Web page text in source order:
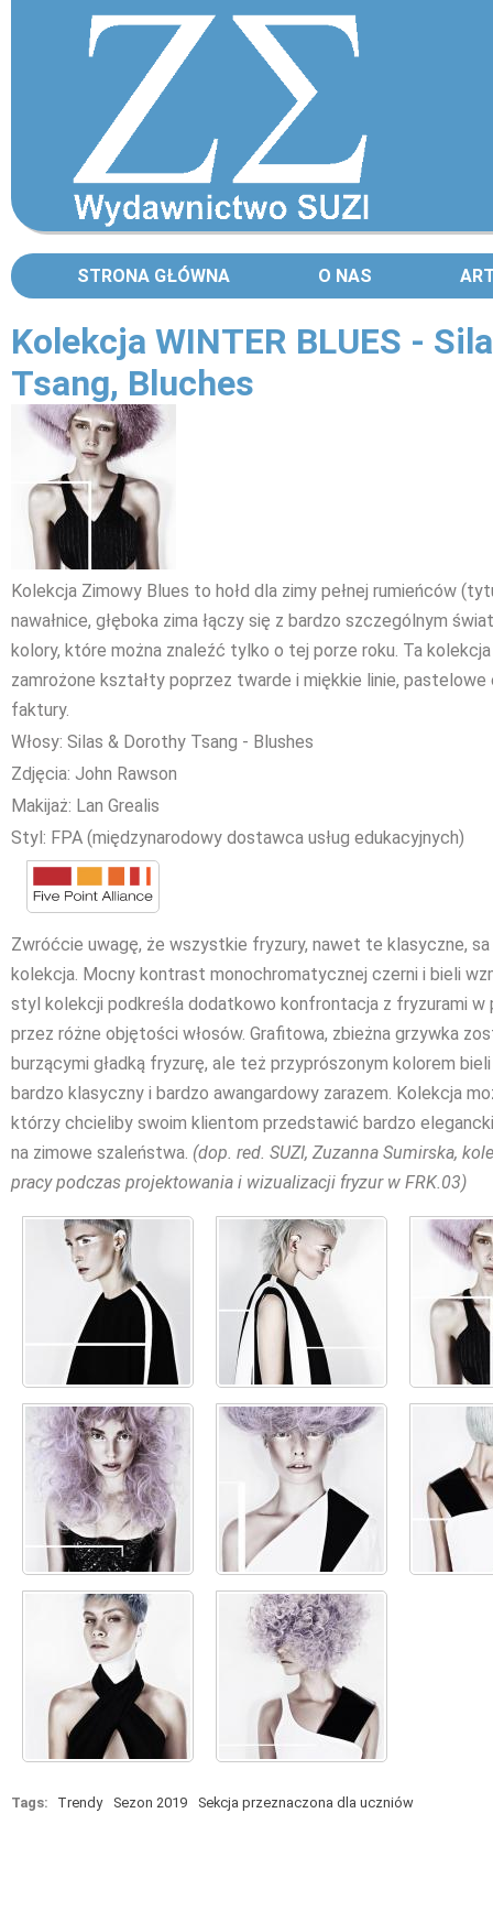
STRONA GŁÓWNA O NAS
Kolekcja WINTER BLUES -
Tsang, Bluches
Kolekcja Zimowy Blues to hołd dla zimy pełnej rumieńców
nawałnice, głęboka zima łączy się z bardzo szczególnym
kolory, które można znaleźć tylko o tej porze roku. Ta
zamrożone kształty poprzez twarde i miękkie linie,
faktury.
Włosy: Silas & Dorothy Tsang - Blushes
Zdjęcia: John Rawson
Makijaż: Lan Grealis
Styl: FPA (międzynarodowy dostawca usług edukacyjnych)
Zwróćcie uwagę, że wszystkie fryzury, nawet te klasyczne,
kolekcja. Mocny kontrast monochromatycznej czerni i bieli
styl kolekcji podkreśla dodatkowo konfrontacja z fryzurami w
przez różne objętości włosów. Grafitowa, zbieżna grzywka
burzącymi gładką fryzurę, ale też przyprószonym kolorem
bardzo klasyczny i bardzo awangardowy zarazem. Kolekcja
którzy chcieliby swoim klientom przedstawić bardzo
na zimowe szaleństwa. (dop. red. SUZI, Zuzanna Sumirska,
pracy podczas projektowania i wizualizacji fryzur w FRK.03)
Tags: Trendy Sezon 2019 Sekcja przeznaczona dla uczniów